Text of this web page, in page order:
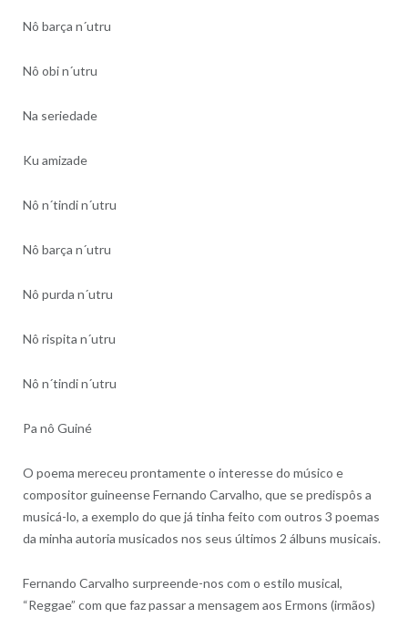
Nô barça n´utru
Nô obi n´utru
Na seriedade
Ku amizade
Nô n´tindi n´utru
Nô barça n´utru
Nô purda n´utru
Nô rispita n´utru
Nô n´tindi n´utru
Pa nô Guiné
O poema mereceu prontamente o interesse do músico e
compositor guineense Fernando Carvalho, que se predispôs a
musicá-lo, a exemplo do que já tinha feito com outros 3 poemas
da minha autoria musicados nos seus últimos 2 álbuns musicais.
Fernando Carvalho surpreende-nos com o estilo musical,
“Reggae” com que faz passar a mensagem aos Ermons (irmãos)